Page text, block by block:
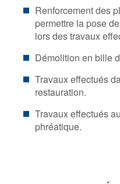
Renforcement des
permettre la pose
lors des travaux
Démolition en bille
Travaux effectués
restauration.
Travaux effectués
phréatique.